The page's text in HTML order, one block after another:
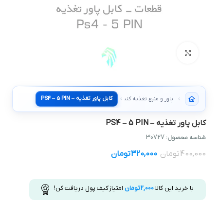
پاور و منبع تغذیه کنسول کابل پاور تغذيه – PS4 – 5 PIN
کابل پاور تغذيه – PS4 – 5 PIN
شناسه محصول: 30727
400,000تومان 320,000تومان
با خرید این کالا2,000تومان امتیاز کیف پول دریافت کن!